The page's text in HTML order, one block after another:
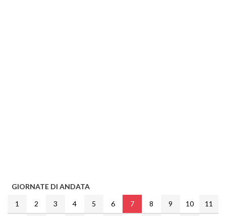
GIORNATE DI ANDATA
1
2 3 4 5 6 7 8 9 10 11